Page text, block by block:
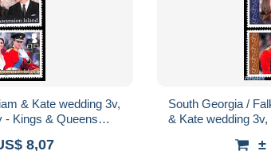
& Kate wedding 3v,
- Kings & Queens
8,07
South Georgia /
& Kate wedding
±